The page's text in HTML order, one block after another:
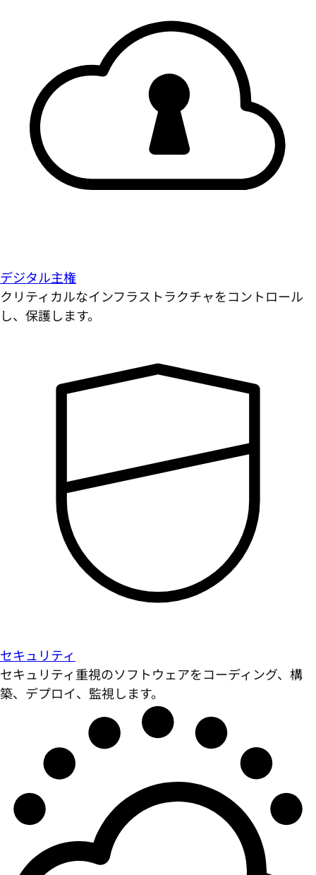
デジタル主権
クリティカルなインフラストラクチャをコントロール
し、保護します。
セキュリティ
セキュリティ重視のソフトウェアをコーディング、構
築、デプロイ、監視します。